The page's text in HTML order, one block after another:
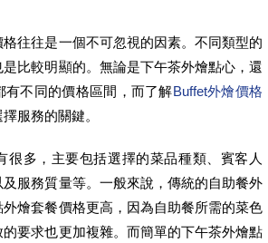
往往是一個不可忽視的因素。不同類型的
比較明顯的。無論是下午茶外燴點心，還
有不同的價格區間，而了解Buffet外燴價格
服務的關鍵。
很多，主要包括選擇的菜品種類、賓客人
服務質量等。一般來說，傳統的自助餐外
燴套餐價格更高，因為自助餐所需的菜色
要求也更加複雜。而簡單的下午茶外燴點